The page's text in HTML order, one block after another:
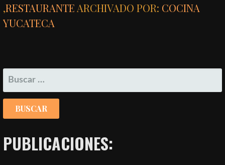
,RESTAURANTE ARCHIVADO POR: COCINA
YUCATECA
BUSCAR:
PUBLICACIONES: